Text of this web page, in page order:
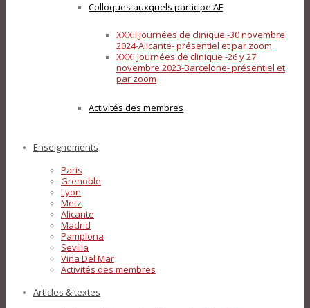
Colloques auxquels participe AF
XXXII Journées de clinique -30 novembre
2024-Alicante- présentiel et par zoom
XXXI Journées de clinique -26 y 27
novembre 2023-Barcelone- présentiel et
par zoom
Activités des membres
Enseignements
Paris
Grenoble
Lyon
Metz
Alicante
Madrid
Pamplona
Sevilla
Viña Del Mar
Activités des membres
Articles & textes